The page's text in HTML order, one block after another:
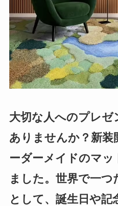
大切な人へのプレ
ありませんか？新装
ーダーメイドのマッ
ました。世界で一
として、誕生日や記